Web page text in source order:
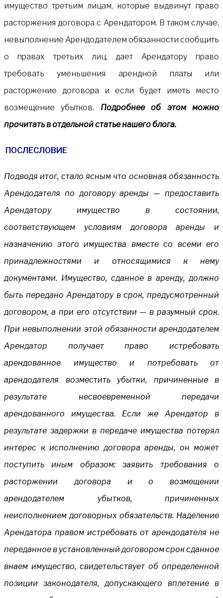
имущество третьим лицам, которые выдвинут право
расторжения договора с Арендатором. В таком случае,
невыполнение Арендодателем обязанности сообщить
о правах третьих лиц, дает Арендатору право
требовать уменьшения арендной платы или
расторжение договора и если будет иметь место
возмещение убытков. Подробнее об этом можно
прочитать в отдельной статье нашего блога.
ПОСЛЕСЛОВИЕ
Подводя итог, стало ясным что основная обязанность
Арендодателя по договору аренды — предоставить
Арендатору имущество в состоянии,
соответствующем условиям договора аренды и
назначению этого имущества вместе со всеми его
принадлежностями и относящимися к нему
документами. Имущество, сданное в аренду, должно
быть передано Арендатору в срок, предусмотренный
договором, а при его отсутствии — в разумный срок.
При невыполнении этой обязанности арендодателем
Арендатор получает право истребовать
арендованное имущество и потребовать от
арендодателя возместить убытки, причиненные в
результате несвоевременной передачи
арендованного имущества. Если же Арендатор в
результате задержки в передаче имущества потерял
интерес к исполнению договора аренды, он может
поступить иным образом: заявить требования о
расторжении договора и о возмещении
арендодателем убытков, причиненных
неисполнением договорных обязательств. Наделение
Арендатора правом истребовать от арендодателя не
переданное в установленный договором срок сданное
внаем имущество, свидетельствует об определенной
позиции законодателя, допускающего вплетение в